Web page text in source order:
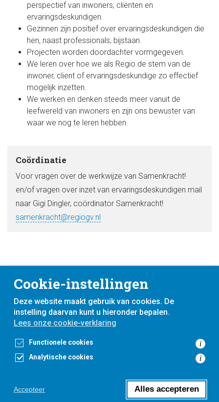
perspectief van inwoners, cliënten en
ervaringsdeskundigen.
Gezinnen zijn positief over ervaringsdeskundigen die
hen, naast professionals, bijstaan.
Projecten worden doordachter vormgegeven.
We leren over hoe we als Regio de stem van de
inwoner, client of ervaringsdeskundige zo effectief
mogelijk inzetten.
We werken en denken steeds meer vanuit de
leefwereld van inwoners en zijn ons bewuster van
waar we nog te leren hebben.
Coördinatie
Voor vragen over de werkwijze van Samenkracht!
en/of vragen over inzet van ervaringsdeskundigen mail
naar Gigi Dingler, coördinator Samenkracht!
samenkracht@regiogv.nl
voor inwoners,metgemeenten
Toegankelijkheidsverklaring
Cookie-instellingen
Deze website maakt gebruik van cookies. De
instelling daarvan kunt u hieronder bepalen.
Lees onze cookie-verklaring
Functionele cookies i
Analytische cookies i
Accepteer Alles accepteren